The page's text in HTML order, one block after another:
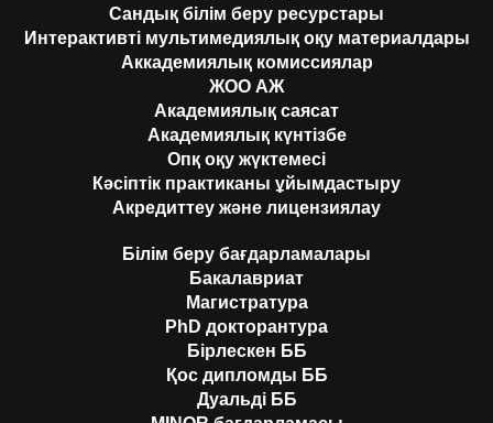
Сандық білім беру ресурстары
Интерактивті мультимедиялық оқу материалдары
Аккадемиялық комиссиялар
ЖОО АЖ
Академиялық саясат
Академиялық күнтізбе
Опқ оқу жүктемесі
Кәсіптік практиканы ұйымдастыру
Акредиттеу және лицензиялау
Білім беру бағдарламалары
Бакалавриат
Магистратура
PhD докторантура
Бірлескен ББ
Қос дипломды ББ
Дуальді ББ